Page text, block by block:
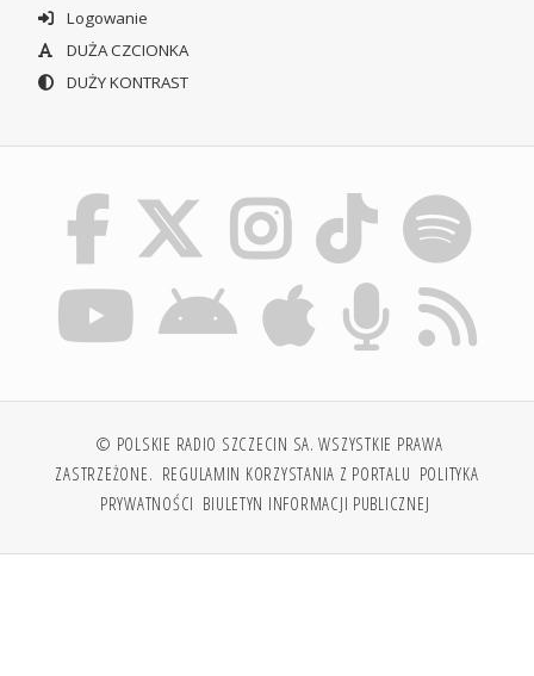
Logowanie
DUŻA CZCIONKA
DUŻY KONTRAST
© POLSKIE RADIO SZCZECIN SA. WSZYSTKIE PRAWA
ZASTRZEŻONE. REGULAMIN KORZYSTANIA Z PORTALU POLITYKA
PRYWATNOŚCI BIULETYN INFORMACJI PUBLICZNEJ